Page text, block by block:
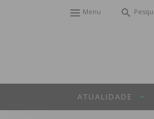
Menu
ATUALIDADE